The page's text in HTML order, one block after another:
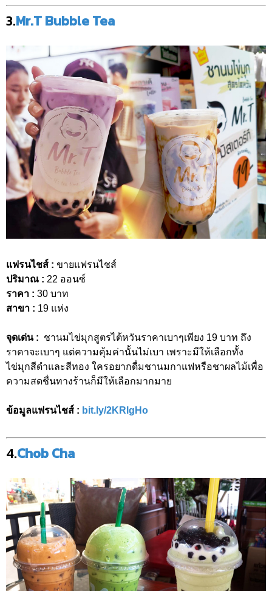
3.Mr.T Bubble Tea
แฟรนไชส์ : ขายแฟรนไชส์
ปริมาณ : 22 ออนซ์
ราคา : 30 บาท
สาขา : 19 แห่ง
จุดเด่น : ชานมไข่มุกสูตรไต้หวันราคาเบาๆเพียง 19 บาท ถึง
ราคาจะเบาๆ แต่ความคุ้มค่านั้นไม่เบา เพราะมีให้เลือกทั้ง
ไข่มุกสีดำและสีทอง ใครอยากดื่มชานมกาแฟหรือชาผลไม้เพื่อ
ความสดชื่นทางร้านก็มีให้เลือกมากมาย
ข้อมูลแฟรนไชส์ : bit.ly/2KRlgHo
4.Chob Cha